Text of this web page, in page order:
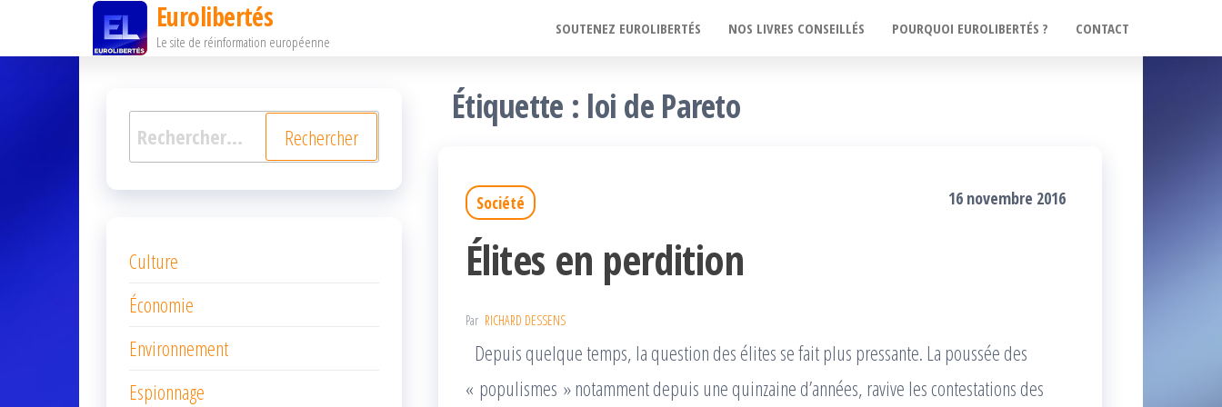
ce
Eurolibertés
Le site de réinformation européenne
SOUTENEZ EUROLIBERTÉS NOS LIVRES CONSEILLÉS POURQUOI EUROLIBERTÉS ? CONTACT
Étiquette : loi de Pareto
Société 16 novembre 2016
Élites en perdition
Par RICHARD DESSENS
Depuis quelque temps, la question des élites se fait plus pressante. La poussée des
« populismes » notamment depuis une quinzaine d’années, ravive les contestations des
Rechercher :
Culture
Économie
Environnement
Espionnage